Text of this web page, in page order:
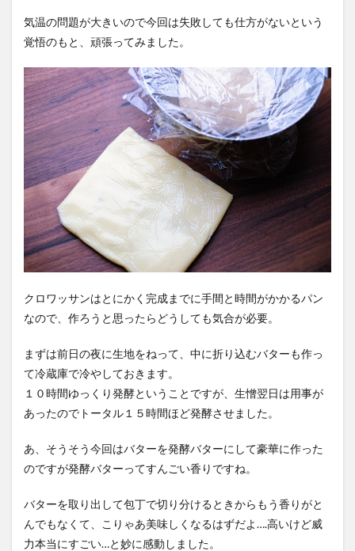
気温の問題が大きいので今回は失敗しても仕方がないという
覚悟のもと、頑張ってみました。
クロワッサンはとにかく完成までに手間と時間がかかるパン
なので、作ろうと思ったらどうしても気合が必要。
まずは前日の夜に生地をねって、中に折り込むバターも作っ
て冷蔵庫で冷やしておきます。
１０時間ゆっくり発酵ということですが、生憎翌日は用事が
あったのでトータル１５時間ほど発酵させました。
あ、そうそう今回はバターを発酵バターにして豪華に作った
のですが発酵バターってすんごい香りですね。
バターを取り出して包丁で切り分けるときからもう香りがと
んでもなくて、こりゃあ美味しくなるはずだよ….高いけど威
力本当にすごい…と妙に感動しました。